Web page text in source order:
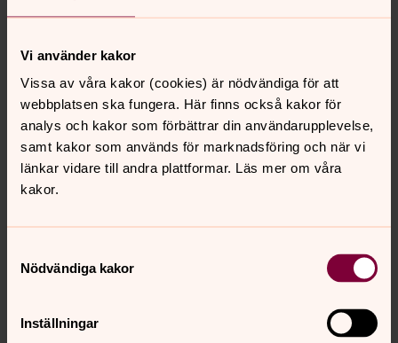
Vi använder kakor
Vissa av våra kakor (cookies) är nödvändiga för att
webbplatsen ska fungera. Här finns också kakor för
analys och kakor som förbättrar din användarupplevelse,
samt kakor som används för marknadsföring och när vi
länkar vidare till andra plattformar. Läs mer om våra
kakor.
Nödvändiga kakor
Inställningar
Tillfällen hösten 2026:fredagar 4 september–27
Föranmälan senast 2 september till Pamela Melin, 070-
514 70 98,pamela.melin@telia.com
Aktuella aktiviteter, gudstjänster och evenemang.